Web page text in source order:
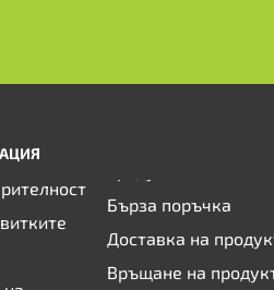
Бърза поръчка
Доставка на
Връщане на